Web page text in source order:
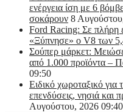
ενέργεια ίση με 6
σοκάρουν 8
Ford Racing: Σε πλήρη
«Ξύπνησε» ο V8 των
Σούπερ μάρκετ:
από 1.000 προϊόντα –
09:50
Ειδικό χωροταξικό για
επενδύσεις, νησιά και
Αυγούστου, 2026 09:40